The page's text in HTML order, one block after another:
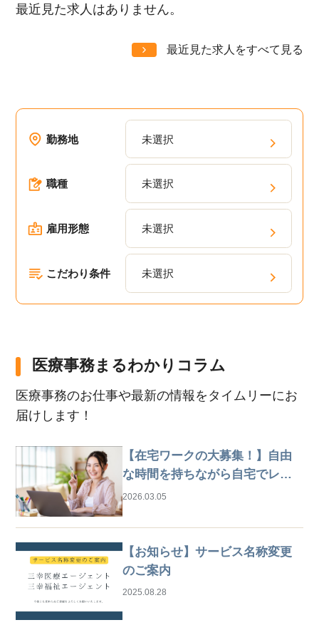
最近見た求人はありません。
最近見た求人をすべて見る
勤務地 未選択
職種 未選択
雇用形態 未選択
こだわり条件 未選択
医療事務まるわかりコラム
医療事務のお仕事や最新の情報をタイムリーにお
届けします！
【在宅ワークの大募集！】自由
な時間を持ちながら自宅でレセ
プト業務
2026.03.05
【お知らせ】サービス名称変更
のご案内
2025.08.28